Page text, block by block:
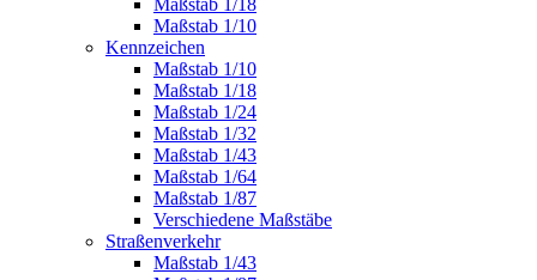
Maßstab 1/18
Maßstab 1/10
Kennzeichen
Maßstab 1/10
Maßstab 1/18
Maßstab 1/24
Maßstab 1/32
Maßstab 1/43
Maßstab 1/64
Maßstab 1/87
Verschiedene Maßstäbe
Straßenverkehr
Maßstab 1/43